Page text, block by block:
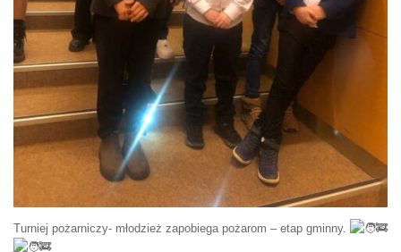
Turniej pożarniczy- młodzież zapobiega pożarom – etap gminny.